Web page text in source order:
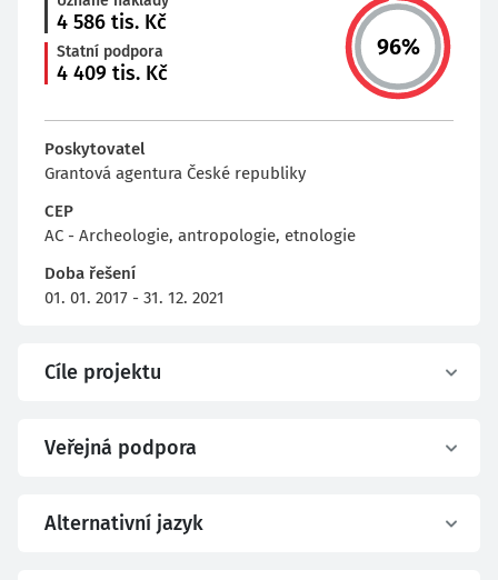
4 586 tis. Kč
Statní podpora
4 409 tis. Kč
96%
Poskytovatel
Grantová agentura České republiky
CEP
AC - Archeologie, antropologie, etnologie
Doba řešení
01. 01. 2017 - 31. 12. 2021
Cíle projektu
Veřejná podpora
Alternativní jazyk